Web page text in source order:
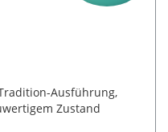
Ausführung,
Zustand